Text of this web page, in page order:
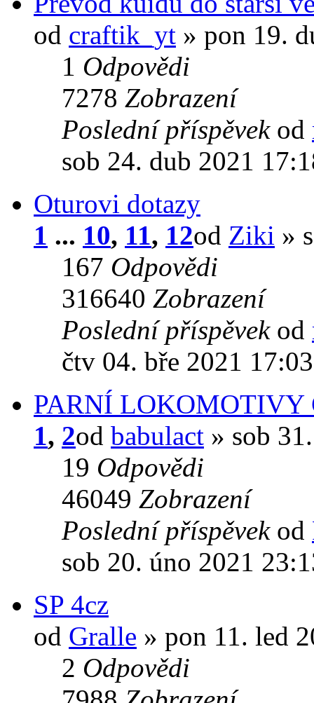
od craftik_yt » pon 19.
1 Odpovědi
7278 Zobrazení
Poslední příspěvek od
sob 24. dub 2021
Oturovi dotazy
1 ... 10, 11, 12od Ziki »
167 Odpovědi
316640 Zobrazení
Poslední příspěvek od
čtv 04. bře 2021
PARNÍ LOKOMOTIVY
1, 2od babulact » sob
19 Odpovědi
46049 Zobrazení
Poslední příspěvek od
sob 20. úno 2021
SP 4cz
od Gralle » pon 11. led
2 Odpovědi